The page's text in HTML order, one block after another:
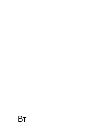
Вт